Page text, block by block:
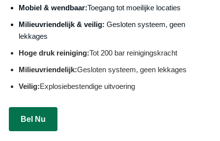
Mobiel & wendbaar:Toegang tot moeilijke locaties
Milieuvriendelijk & veilig: Gesloten systeem, geen
lekkages
Hoge druk reiniging:Tot 200 bar reinigingskracht
Milieuvriendelijk:Gesloten systeem, geen lekkages
Veilig:Explosiebestendige uitvoering
Bel Nu